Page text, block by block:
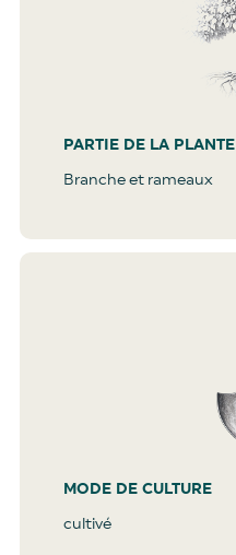
PARTIE DE LA PLANTE
Branche et rameaux
MODE DE CULTURE
cultivé